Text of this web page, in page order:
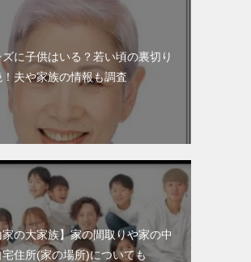
に子供はいる？若い頃の裏切り
！夫や家族の情報も調査
家の大家族】家の間取りや家の中
宅住所(家の場所)についても